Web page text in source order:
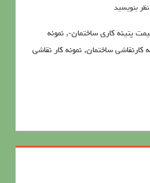
بنویسید
پتینه کاری ساختمان-, نمونه
کارنقاشی ساختمان, نمونه کار نقاشی